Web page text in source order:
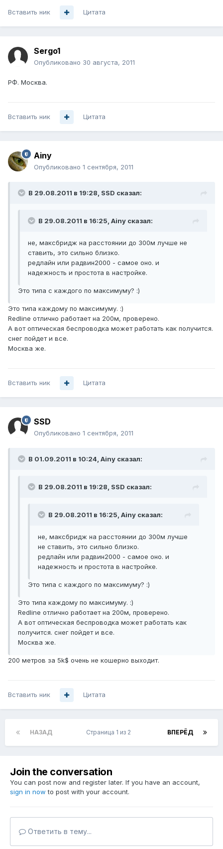
Вставить ник Цитата
Sergo1
Опубликовано 30 августа, 2011
РФ. Москва.
Вставить ник Цитата
Ainy
Опубликовано 1 сентября, 2011
В 29.08.2011 в 19:28, SSD сказал:
В 29.08.2011 в 16:25, Ainy сказал:
не, максбридж на расстоянии до 300м лучше не
ставить, это сильно близко.
редлайн или радвин2000 - самое оно. и
надежность и простота в настройке.
Это типа с каждого по максимуму? :)
Это типа каждому по максимуму. :)
Redline отлично работает на 200м, проверено.
А вот оптическая беспроводка может работать как получится.
снег пойдет и все.
Москва же.
Вставить ник Цитата
SSD
Опубликовано 1 сентября, 2011
В 01.09.2011 в 10:24, Ainy сказал:
В 29.08.2011 в 19:28, SSD сказал:
В 29.08.2011 в 16:25, Ainy сказал:
не, максбридж на расстоянии до 300м лучше
не ставить, это сильно близко.
редлайн или радвин2000 - самое оно. и
надежность и простота в настройке.
Это типа с каждого по максимуму? :)
Это типа каждому по максимуму. :)
Redline отлично работает на 200м, проверено.
А вот оптическая беспроводка может работать как
получится. снег пойдет и все.
Москва же.
200 метров за 5k$ очень не кошерно выходит.
Вставить ник Цитата
НАЗАД ВПЕРЁД
Страница 1 из 2
Join the conversation
You can post now and register later. If you have an account,
sign in now to post with your account.
Ответить в тему...